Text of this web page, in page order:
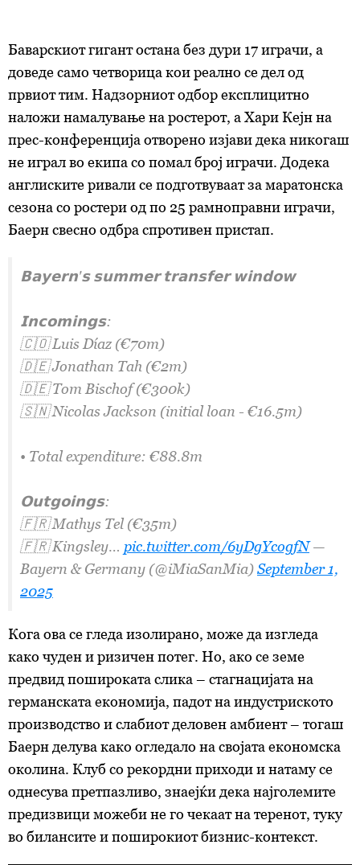
Баварскиот гигант остана без дури 17 играчи, а
доведе само четворица кои реално се дел од
првиот тим. Надзорниот одбор експлицитно
наложи намалување на ростерот, а Хари Кејн на
прес-конференција отворено изјави дека никогаш
не играл во екипа со помал број играчи. Додека
англиските ривали се подготвуваат за маратонска
сезона со ростери од по 25 рамноправни играчи,
Баерн свесно одбра спротивен пристап.
𝗕𝗮𝘆𝗲𝗿𝗻'𝘀 𝘀𝘂𝗺𝗺𝗲𝗿 𝘁𝗿𝗮𝗻𝘀𝗳𝗲𝗿 𝘄𝗶𝗻𝗱𝗼𝘄
𝗜𝗻𝗰𝗼𝗺𝗶𝗻𝗴𝘀:
🇨🇴 Luis Díaz (€70m)
🇩🇪 Jonathan Tah (€2m)
🇩🇪 Tom Bischof (€300k)
🇸🇳 Nicolas Jackson (initial loan - €16.5m)
• Total expenditure: €88.8m
𝗢𝘂𝘁𝗴𝗼𝗶𝗻𝗴𝘀:
🇫🇷 Mathys Tel (€35m)
🇫🇷 Kingsley… pic.twitter.com/6yDgYcogfN—
Bayern & Germany (@iMiaSanMia)September 1,
2025
Кога ова се гледа изолирано, може да изгледа
како чуден и ризичен потег. Но, ако се земе
предвид пошироката слика – стагнацијата на
германската економија, падот на индустриското
производство и слабиот деловен амбиент – тогаш
Баерн делува како огледало на својата економска
околина. Клуб со рекордни приходи и натаму се
однесува претпазливо, знаејќи дека најголемите
предизвици можеби не го чекаат на теренот, туку
во билансите и поширокиот бизнис-контекст.